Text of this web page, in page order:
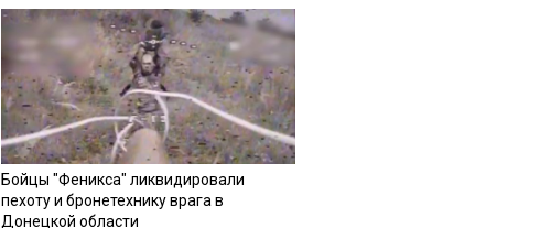
Бойцы "Феникса" ликвидировали
пехоту и бронетехнику врага в
Донецкой области